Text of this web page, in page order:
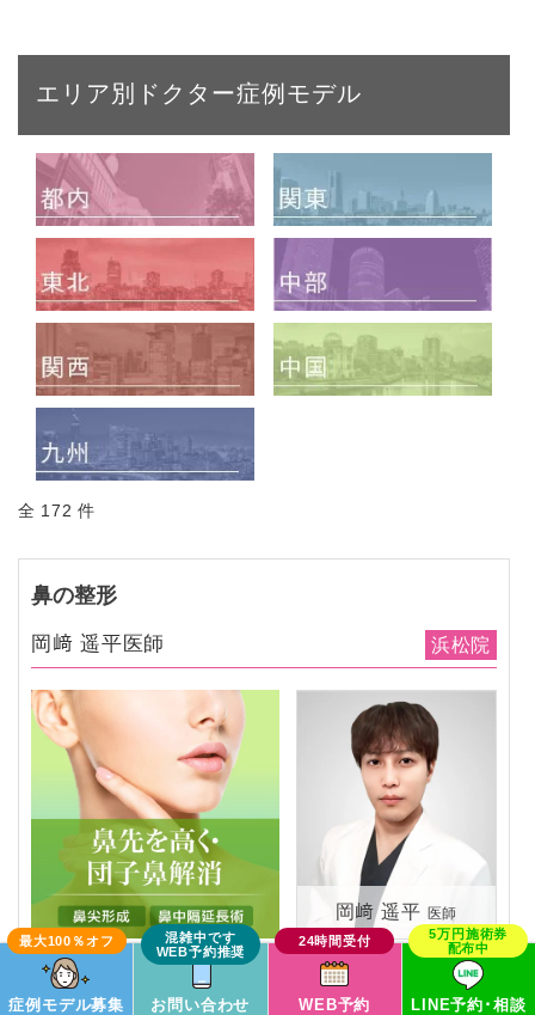
エリア別ドクター症例モデル
全 172 件
鼻の整形
岡﨑 遥平医師 浜松院
岡﨑 遥平 医師
この症例モデルで予約
症例モデル募集 お問い合わせ WEB予約 LINE予約･相談